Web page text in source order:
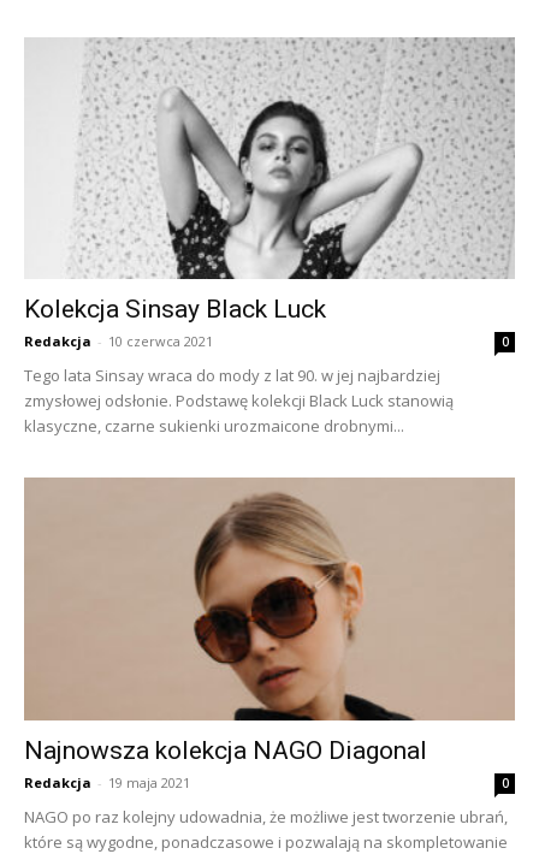
Kolekcja Sinsay Black Luck
Redakcja - 10 czerwca 2021 0
Tego lata Sinsay wraca do mody z lat 90. w jej najbardziej
zmysłowej odsłonie. Podstawę kolekcji Black Luck stanowią
klasyczne, czarne sukienki urozmaicone drobnymi...
Najnowsza kolekcja NAGO Diagonal
Redakcja - 19 maja 2021 0
NAGO po raz kolejny udowadnia, że możliwe jest tworzenie ubrań,
które są wygodne, ponadczasowe i pozwalają na skompletowanie